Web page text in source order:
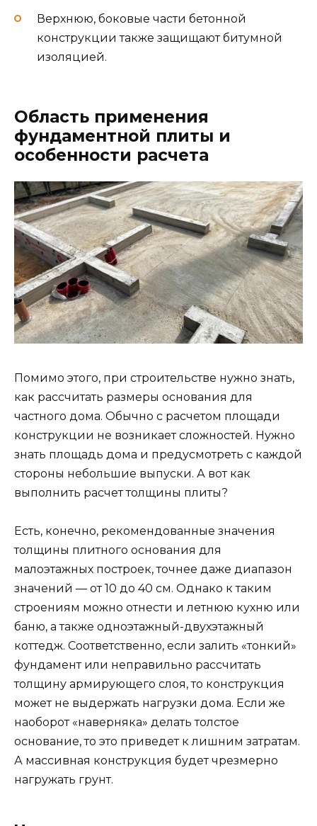
Верхнюю, боковые части бетонной
конструкции также защищают битумной
изоляцией.
Область применения
фундаментной плиты и
особенности расчета
Помимо этого, при строительстве нужно знать,
как рассчитать размеры основания для
частного дома. Обычно с расчетом площади
конструкции не возникает сложностей. Нужно
знать площадь дома и предусмотреть с каждой
стороны небольшие выпуски. А вот как
выполнить расчет толщины плиты?
Есть, конечно, рекомендованные значения
толщины плитного основания для
малоэтажных построек, точнее даже диапазон
значений — от 10 до 40 см. Однако к таким
строениям можно отнести и летнюю кухню или
баню, а также одноэтажный-двухэтажный
коттедж. Соответственно, если залить «тонкий»
фундамент или неправильно рассчитать
толщину армирующего слоя, то конструкция
может не выдержать нагрузки дома. Если же
наоборот «наверняка» делать толстое
основание, то это приведет к лишним затратам.
А массивная конструкция будет чрезмерно
нагружать грунт.